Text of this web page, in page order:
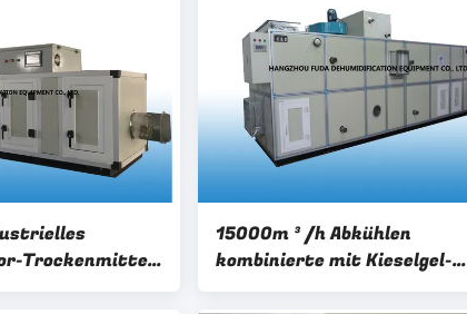
Trockenmittel,
RH≤25%
15000m ³ /h Abkühlen
kombinierte mit Kieselgel-
Rotor-Trockenmittel